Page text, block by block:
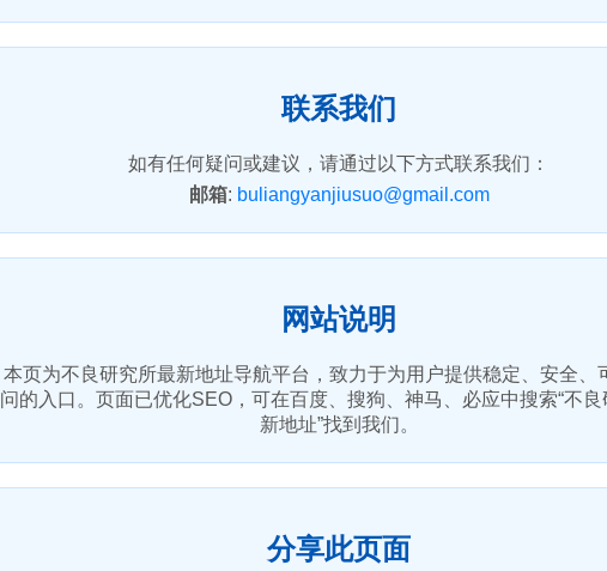
联系我们
如有任何疑问或建议，请通过以下方式联系我们：
邮箱: buliangyanjiusuo@gmail.com
网站说明
本页为不良研究所最新地址导航平台，致力于为用户提供稳定、安全、
问的入口。页面已优化SEO，可在百度、搜狗、神马、必应中搜索“不
新地址”找到我们。
分享此页面